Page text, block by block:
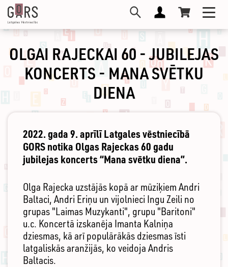
Pārlekt
galveno
saturu
OLGAI RAJECKAI 60 - JUBILEJAS
KONCERTS - MANA SVĒTKU
DIENA
2022. gada 9. aprīlī Latgales vēstniecībā
GORS notika Olgas Rajeckas 60 gadu
jubilejas koncerts “Mana svētku diena”.
Olga Rajecka uzstājās kopā ar mūziķiem Andri
Baltaci, Andri Eriņu un vijolnieci Ingu Zeili no
grupas "Laimas Muzykanti", grupu "Baritoni"
u.c. Koncertā izskanēja Imanta Kalniņa
dziesmas, kā arī populārākās dziesmas īsti
latgaliskās aranžijās, ko veidoja Andris
Baltacis.